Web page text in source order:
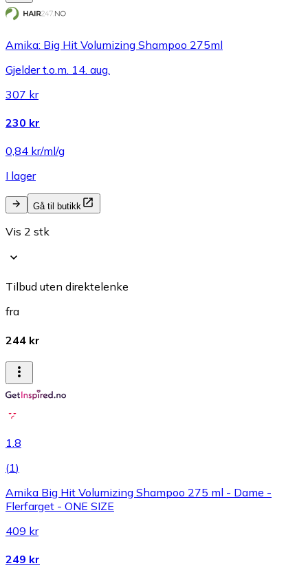
Amika: Big Hit Volumizing Shampoo 275ml
Gjelder t.o.m. 14. aug.
307 kr
230 kr
0,84 kr/ml/g
I lager
Gå til butikk
Vis 2 stk
Tilbud uten direktelenke
fra
244 kr
1.8
(1)
Amika Big Hit Volumizing Shampoo 275 ml - Dame -
Flerfarget - ONE SIZE
409 kr
249 kr